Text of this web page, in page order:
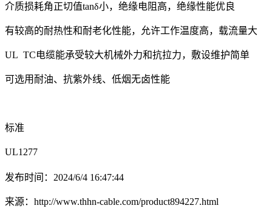
介质损耗角正切值tanδ小，绝缘电阻高，绝缘性能优良
有较高的耐热性和耐老化性能，允许工作温度高，载流量大
UL TC电缆能承受较大机械外力和抗拉力，敷设维护简单
可选用耐油、抗紫外线、低烟无卤性能
标准
UL1277
发布时间：2024/6/4 16:47:44
来源：http://www.thhn-cable.com/product894227.html